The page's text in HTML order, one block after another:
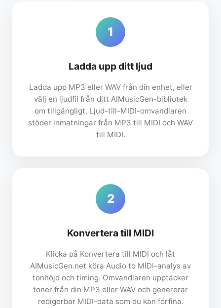
1
Ladda upp ditt ljud
Ladda upp MP3 eller WAV från din enhet, eller
välj en ljudfil från ditt AIMusicGen-bibliotek
om tillgängligt. Ljud-till-MIDI-omvandlaren
stöder inmatningar från MP3 till MIDI och WAV
till MIDI.
2
Konvertera till MIDI
Klicka på Konvertera till MIDI och låt
AIMusicGen.net köra Audio to MIDI-analys av
tonhöjd och timing. Omvandlaren upptäcker
toner från din MP3 eller WAV och genererar
redigerbar MIDI-data som du kan förfina.